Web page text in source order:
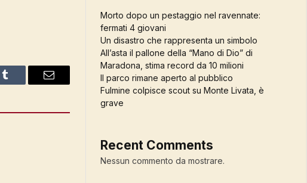
Tumblr Email
Morto dopo un pestaggio nel ravennate:
fermati 4 giovani
Un disastro che rappresenta un simbolo
All’asta il pallone della “Mano di Dio” di
Maradona, stima record da 10 milioni
Il parco rimane aperto al pubblico
Fulmine colpisce scout su Monte Livata, è
grave
Recent Comments
Nessun commento da mostrare.